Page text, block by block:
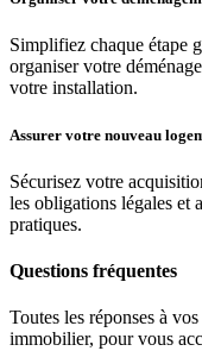
Simplifiez chaque étape
organiser votre
votre installation.
Assurer votre nouveau
Sécurisez votre
les obligations légales et
pratiques.
Questions fréquentes
Toutes les réponses à
immobilier, pour vous